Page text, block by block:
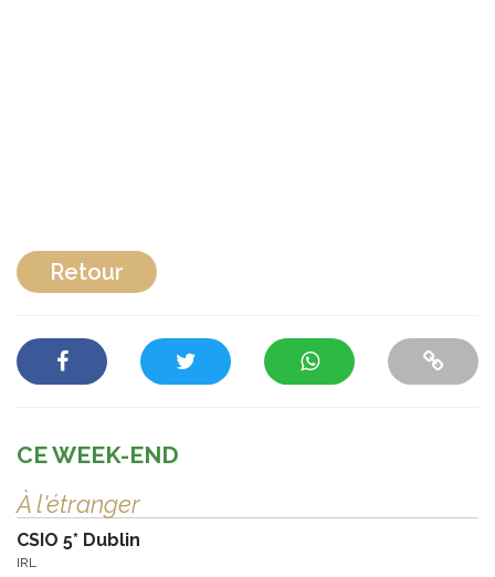
Retour
CE WEEK-END
À l'étranger
CSIO 5* Dublin
IRL